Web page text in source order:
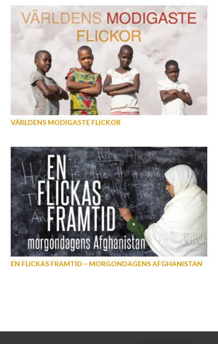
VÄRLDENS MODIGASTE FLICKOR
EN FLICKAS FRAMTID – MORGONDAGENS AFGHANISTAN